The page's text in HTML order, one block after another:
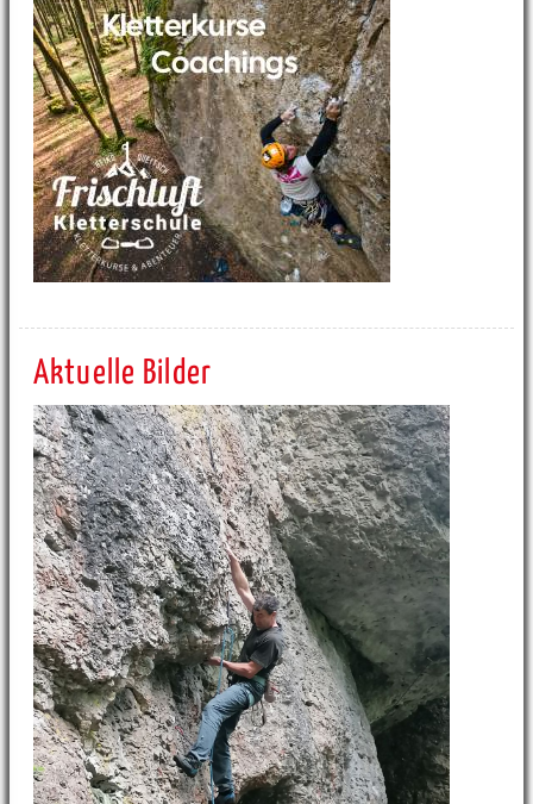
Aktuelle Bilder